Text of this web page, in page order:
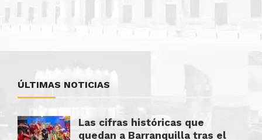
ÚLTIMAS NOTICIAS
Las cifras históricas que
quedan a Barranquilla tras el